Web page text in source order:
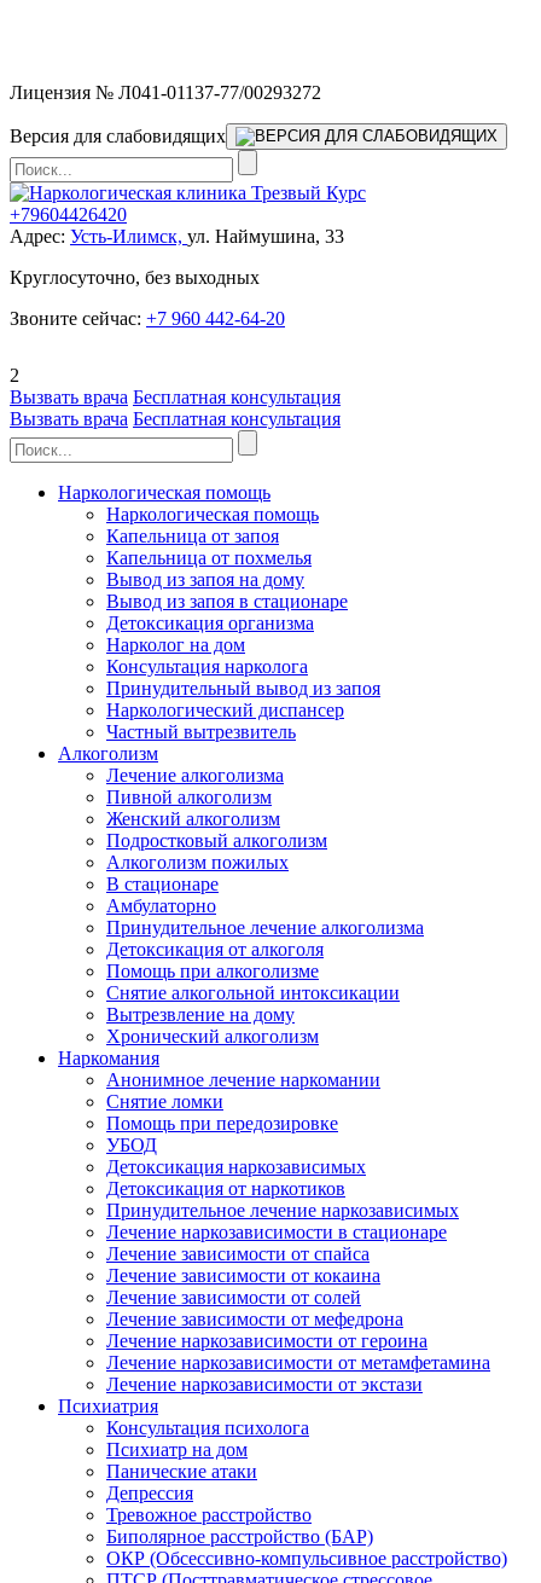
Лицензия № Л041-01137-77/00293272
Версия для слабовидящих
+79604426420
Адрес: Усть-Илимск, ул. Наймушина, 33
Круглосуточно, без выходных
Звоните сейчас: +7 960 442-64-20
2
Вызвать врача Бесплатная консультация
Вызвать врача Бесплатная консультация
Наркологическая помощь
Наркологическая помощь
Капельница от запоя
Капельница от похмелья
Вывод из запоя на дому
Вывод из запоя в стационаре
Детоксикация организма
Нарколог на дом
Консультация нарколога
Принудительный вывод из запоя
Наркологический диспансер
Частный вытрезвитель
Алкоголизм
Лечение алкоголизма
Пивной алкоголизм
Женский алкоголизм
Подростковый алкоголизм
Алкоголизм пожилых
В стационаре
Амбулаторно
Принудительное лечение алкоголизма
Детоксикация от алкоголя
Помощь при алкоголизме
Снятие алкогольной интоксикации
Вытрезвление на дому
Хронический алкоголизм
Наркомания
Анонимное лечение наркомании
Снятие ломки
Помощь при передозировке
УБОД
Детоксикация наркозависимых
Детоксикация от наркотиков
Принудительное лечение наркозависимых
Лечение наркозависимости в стационаре
Лечение зависимости от спайса
Лечение зависимости от кокаина
Лечение зависимости от солей
Лечение зависимости от мефедрона
Лечение наркозависимости от героина
Лечение наркозависимости от метамфетамина
Лечение наркозависимости от экстази
Психиатрия
Консультация психолога
Психиатр на дом
Панические атаки
Депрессия
Тревожное расстройство
Биполярное расстройство (БАР)
ОКР (Обсессивно-компульсивное расстройство)